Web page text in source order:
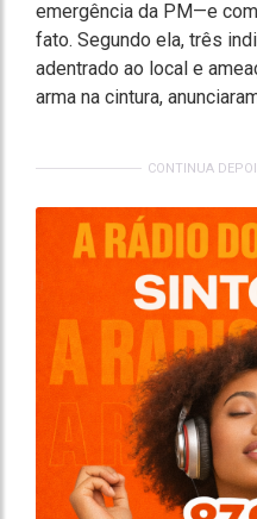
emergência da PM—e
fato. Segundo ela, três
adentrado ao local e
arma na cintura,
CONTINUA